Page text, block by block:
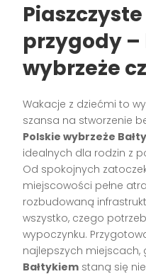
przygody –
wybrzeże
Wakacje z dziećmi to
szansa na stworzenie
Polskie wybrzeże
idealnych dla rodzin z
Od spokojnych
miejscowości pełne
rozbudowaną
wszystko, czego
wypoczynku.
najlepszych miejscach,
Bałtykiem staną się